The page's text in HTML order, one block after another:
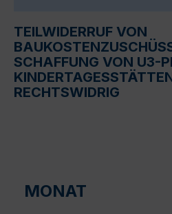
TEILWIDERRUF VON
SCHAFFUNG VON U3-
RECHTSWIDRIG
MONAT